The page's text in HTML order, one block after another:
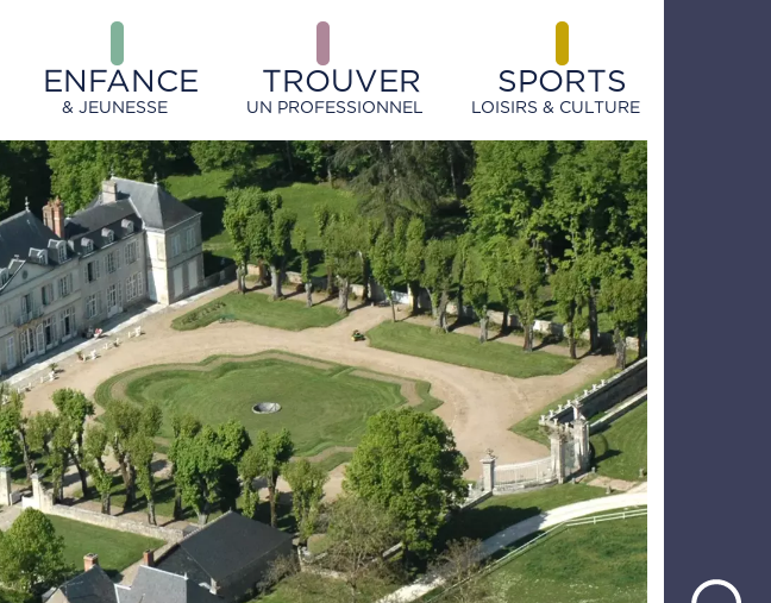
ENFANCE
& JEUNESSE
TROUVER
UN PROFESSIONNEL
SPORTS
LOISIRS & CULTURE